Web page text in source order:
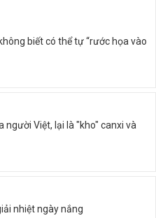
biết có thể tự “rước họa vào
người Việt, lại là "kho" canxi và
nhiệt ngày nắng